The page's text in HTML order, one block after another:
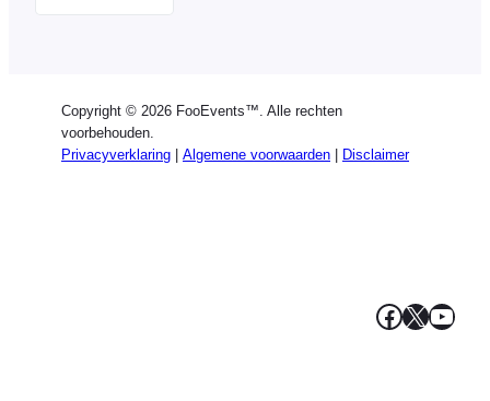
English
Italian
Portuguese
Copyright © 2026 FooEvents™. Alle rechten
voorbehouden.
Privacyverklaring
Algemene voorwaarden Disclaimer
Facebook
X